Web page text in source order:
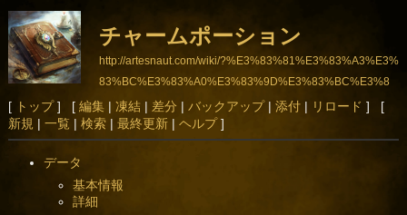
チャームポーション
http://artesnaut.com/wiki/?%E3%83%81%E3%83%A3%E3%
83%BC%E3%83%A0%E3%83%9D%E3%83%BC%E3%8
2%B7%E3%83%A7%E3%83%B3
[ トップ] [ 編集| 凍結| 差分 | バックアップ| 添付| リロード ] [
新規 | 一覧 | 検索| 最終更新| ヘルプ]
データ
基本情報
詳細